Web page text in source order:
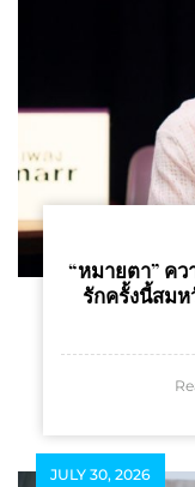
“หมายตา” ค
รักครั้งนี้สมห
JULY 30, 2026